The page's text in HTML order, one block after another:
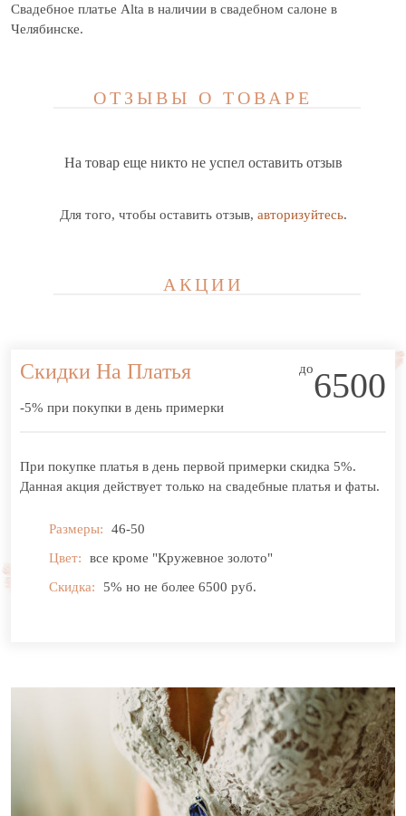
Свадебное платье Alta в наличии в свадебном салоне в
Челябинске.
ОТЗЫВЫ О ТОВАРЕ
На товар еще никто не успел оставить отзыв
Для того, чтобы оставить отзыв, авторизуйтесь.
АКЦИИ
Скидки На Платья
-5% при покупки в день примерки
до6500
При покупке платья в день первой примерки скидка 5%.
Данная акция действует только на свадебные платья и фаты.
Размеры:
46-50
Цвет:
все кроме "Кружевное золото"
Скидка:
5% но не более 6500 руб.